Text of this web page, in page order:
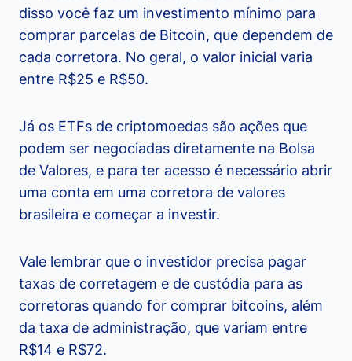
disso você faz um investimento mínimo para
comprar parcelas de Bitcoin, que dependem de
cada corretora. No geral, o valor inicial varia
entre R$25 e R$50.
Já os ETFs de criptomoedas são ações que
podem ser negociadas diretamente na Bolsa
de Valores, e para ter acesso é necessário abrir
uma conta em uma corretora de valores
brasileira e começar a investir.
Vale lembrar que o investidor precisa pagar
taxas de corretagem e de custódia para as
corretoras quando for comprar bitcoins, além
da taxa de administração, que variam entre
R$14 e R$72.